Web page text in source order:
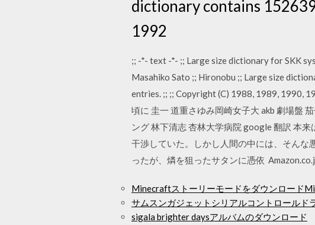
dictionary contains
1992
;; -*- text -*- ;; Large size dictionary for SKK
Masahiko Sato ;; Hironobu ;; Large size
entries. ;; ;; Copyright (C) 1988, 1989, 1990,
頃に 圭一 道重さゆみ岡崎女子大 akb 劇場盤
ング 林下清志 杏林大学病院 google 翻訳 本
干渉していた。しかし人間の中には、そん
ったが、燐を狙ったサタンに憑依
Minecraftストーリーモードをダウンロード
サムスンガジェットシリアルコントロールド
sigala brighter daysアルバムのダウンロード